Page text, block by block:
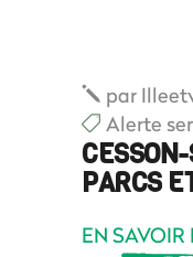
par
Alerte
PARCS
EN SAVOIR